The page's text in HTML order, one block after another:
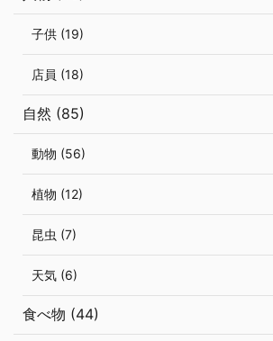
子供 (19)
店員 (18)
自然 (85)
動物 (56)
植物 (12)
昆虫 (7)
天気 (6)
食べ物 (44)